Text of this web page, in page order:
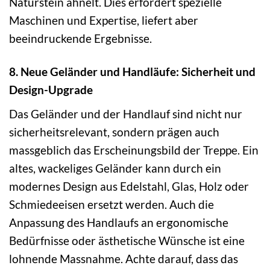
Maschinen und Expertise, liefert aber
beeindruckende Ergebnisse.
8. Neue Geländer und Handläufe: Sicherheit und
Design-Upgrade
Das Geländer und der Handlauf sind nicht nur
sicherheitsrelevant, sondern prägen auch
massgeblich das Erscheinungsbild der Treppe. Ein
altes, wackeliges Geländer kann durch ein
modernes Design aus Edelstahl, Glas, Holz oder
Schmiedeeisen ersetzt werden. Auch die
Anpassung des Handlaufs an ergonomische
Bedürfnisse oder ästhetische Wünsche ist eine
lohnende Massnahme. Achte darauf, dass das